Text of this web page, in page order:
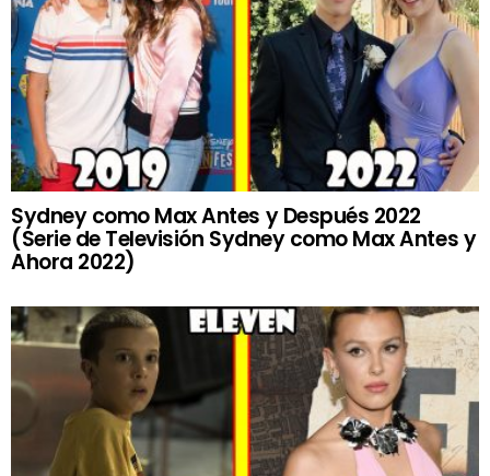
Sydney como Max Antes y Después 2022
(Serie de Televisión Sydney como Max Antes y
Ahora 2022)